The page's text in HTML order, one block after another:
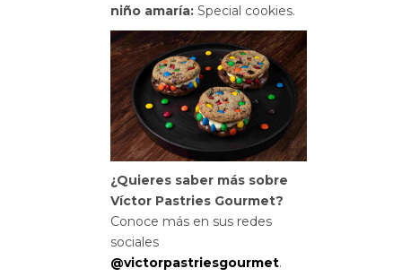
niño amaría: Special cookies.
¿Quieres saber más sobre
Víctor Pastries Gourmet?
Conoce más en sus redes
sociales
@victorpastriesgourmet.